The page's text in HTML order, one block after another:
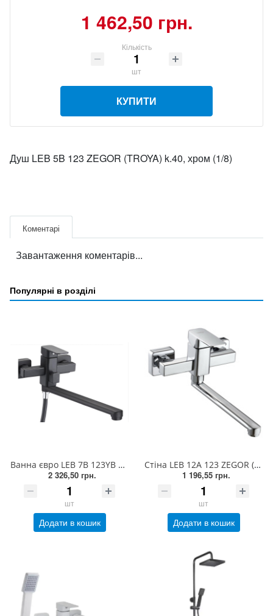
1 462,50 грн.
Кількість
шт
КУПИТИ
Душ LEB 5B 123 ZEGOR (TROYA) k.40, хром (1/8)
Коментарі
Завантаження коментарів...
Популярні в розділі
Ванна євро LEB 7B 123YB ZEGOR (TROYA) k.35, L-вилив, чорний (1/8)
2 326,50 грн.
шт
Додати в кошик
Стіна LEB 12A 123 ZEGOR (TROYA) хром (1/10)
1 196,55 грн.
шт
Додати в кошик